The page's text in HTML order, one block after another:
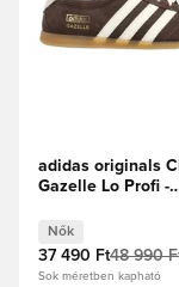
adidas originals
Gazelle Lo Profi -
Nők
37 490 Ft48 990
Sok méretben kapható